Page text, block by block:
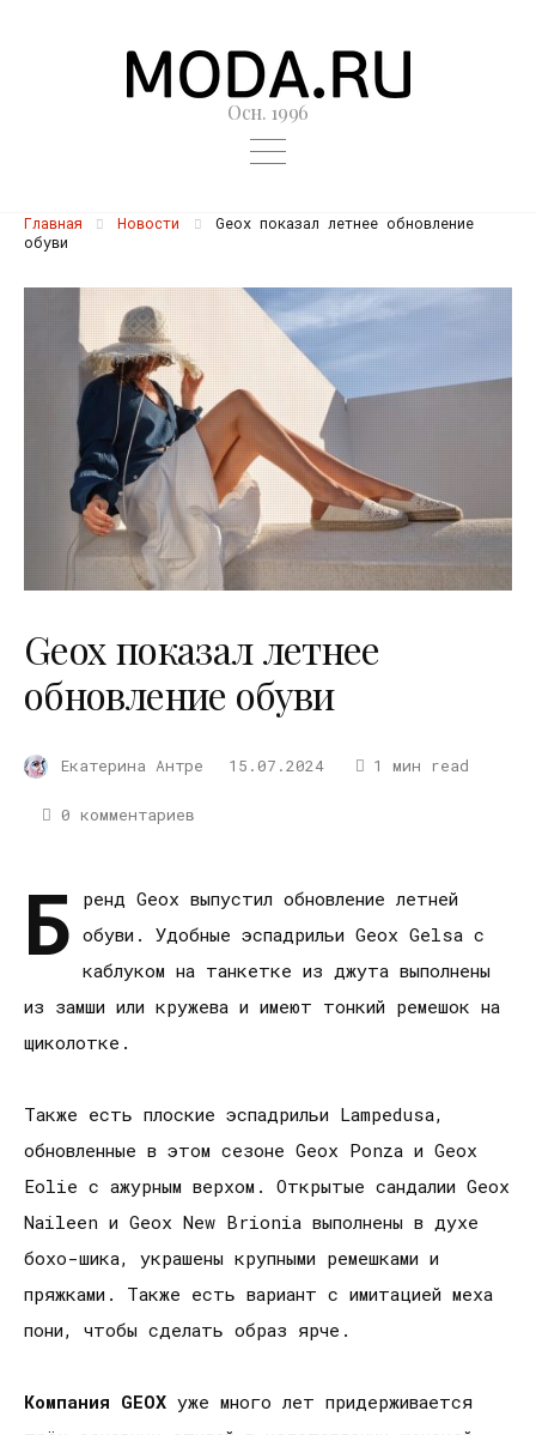
Осн. 1996
Главная Новости
Geox показал летнее обновление
обуви
Geox показал летнее
обновление обуви
Екатерина Антре 15.07.2024 1 мин read
0 комментариев
Б ренд Geox выпустил обновление летней
обуви. Удобные эспадрильи Geox Gelsa с
каблуком на танкетке из джута выполнены
из замши или кружева и имеют тонкий ремешок на
щиколотке.
Также есть плоские эспадрильи Lampedusa,
обновленные в этом сезоне Geox Ponza и Geox
Eolie с ажурным верхом. Открытые сандалии Geox
Naileen и Geox New Brionia выполнены в духе
бохо-шика, украшены крупными ремешками и
пряжками. Также есть вариант с имитацией меха
пони, чтобы сделать образ ярче.
Компания GEOX уже много лет придерживается